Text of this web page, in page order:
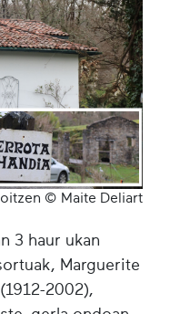
© Maite Deliart
3 haur ukan
Marguerite
2002),